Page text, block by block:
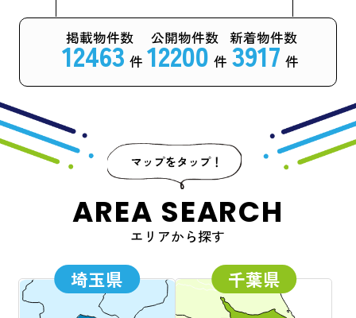
掲載物件数
12463 件
公開物件数
12200 件
新着物件数
3917 件
AREA SEARCH
エリアから探す
埼玉県 千葉県